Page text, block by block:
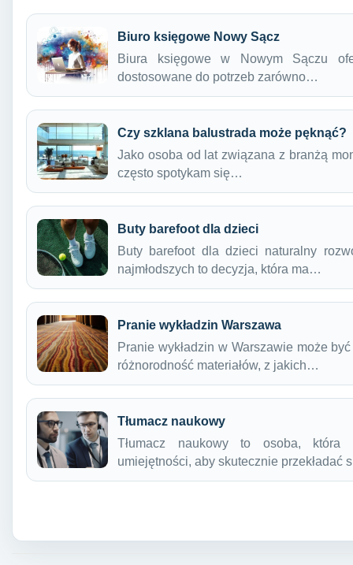
Biuro księgowe Nowy Sącz
Biura księgowe w Nowym Sączu
dostosowane do potrzeb zarówno…
Czy szklana balustrada może pęknąć?
Jako osoba od lat związana z branżą
często spotykam się…
Buty barefoot dla dzieci
Buty barefoot dla dzieci naturalny
najmłodszych to decyzja, która ma…
Pranie wykładzin Warszawa
Pranie wykładzin w Warszawie może
różnorodność materiałów, z jakich…
Tłumacz naukowy
Tłumacz naukowy to osoba, która
umiejętności, aby skutecznie